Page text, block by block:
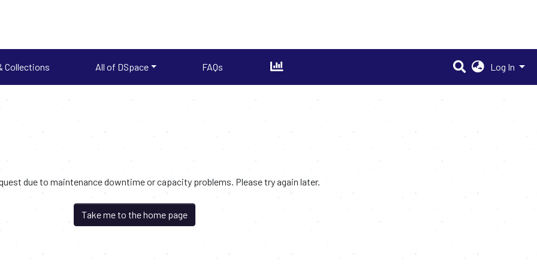
Collections All of DSpace FAQs Log In
due to maintenance downtime or capacity problems. Please try again later.
Take me to the home page